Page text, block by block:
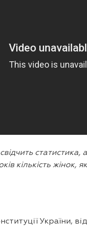
статистика,
кількість жінок,
України,